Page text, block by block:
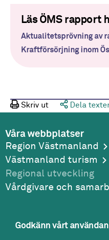
Läs ÖMS rapport
Aktualitetsprövning av
Kraftförsörjning inom
Skriv ut Dela
Våra webbplatser
Region Västmanland
Västmanland turism
Regional utveckling
Vårdgivare och
Godkänn vårt